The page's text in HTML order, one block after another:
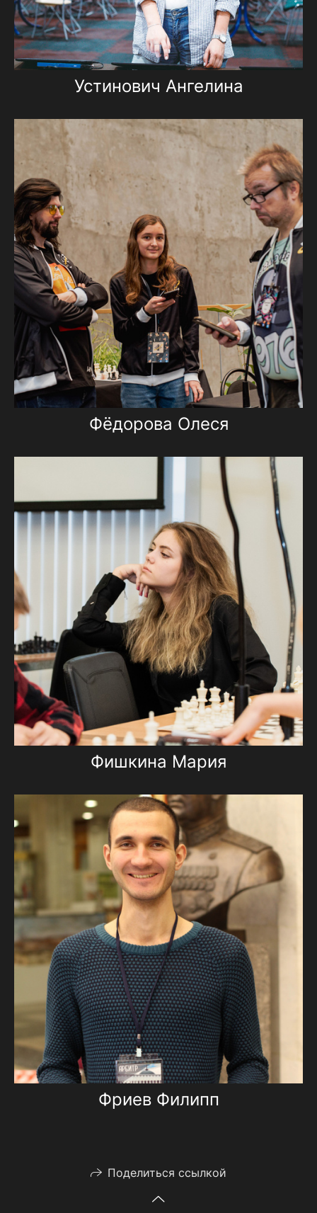
Устинович Ангелина
Фёдорова Олеся
Фишкина Мария
Фриев Филипп
Поделиться ссылкой